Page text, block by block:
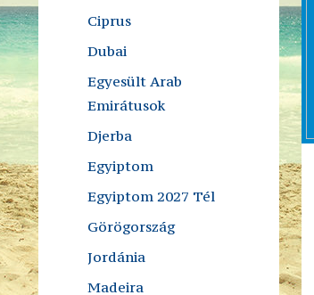
Ciprus
Dubai
Egyesült Arab
Emirátusok
Djerba
Egyiptom
Egyiptom 2027 Tél
Görögország
Jordánia
Madeira